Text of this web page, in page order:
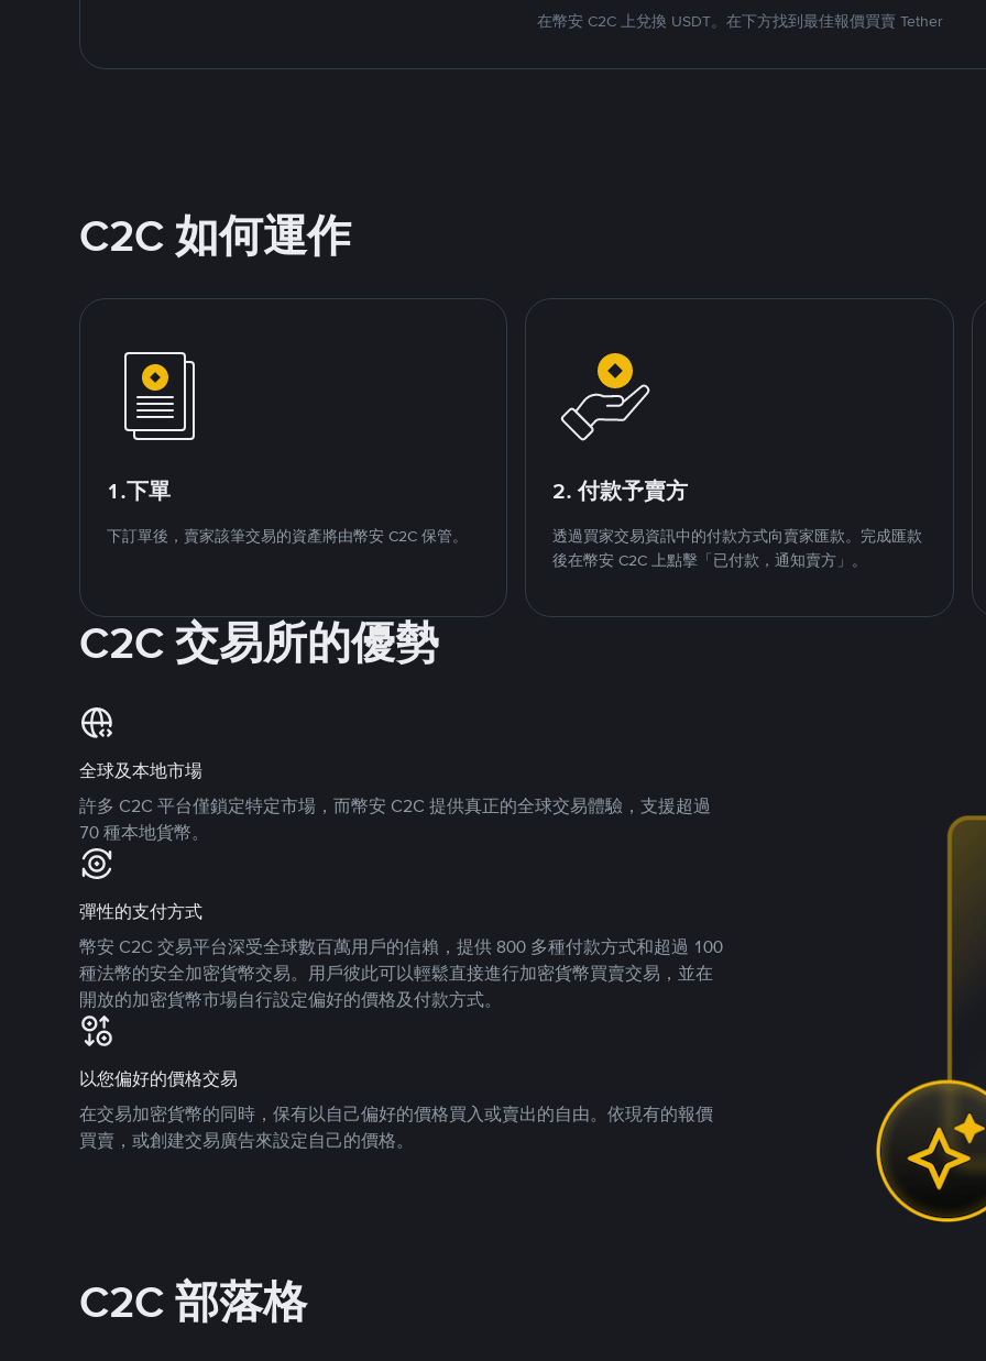
在幣安 C2C 上兌換 USDT。在下方找到最佳報價買賣 Tether
C2C 如何運作
1.下單
下訂單後，賣家該筆交易的資產將由幣安 C2C 保管。
2. 付款予賣方
透過買家交易資訊中的付款方式向賣家匯款。完成匯款
後在幣安 C2C 上點擊「已付款，通知賣方」。
C2C 交易所的優勢
全球及本地市場
許多 C2C 平台僅鎖定特定市場，而幣安 C2C 提供真正的全球交易體驗，支援超過
70 種本地貨幣。
彈性的支付方式
幣安 C2C 交易平台深受全球數百萬用戶的信賴，提供 800 多種付款方式和超過 100
種法幣的安全加密貨幣交易。用戶彼此可以輕鬆直接進行加密貨幣買賣交易，並在
開放的加密貨幣市場自行設定偏好的價格及付款方式。
以您偏好的價格交易
在交易加密貨幣的同時，保有以自己偏好的價格買入或賣出的自由。依現有的報價
買賣，或創建交易廣告來設定自己的價格。
C2C 部落格